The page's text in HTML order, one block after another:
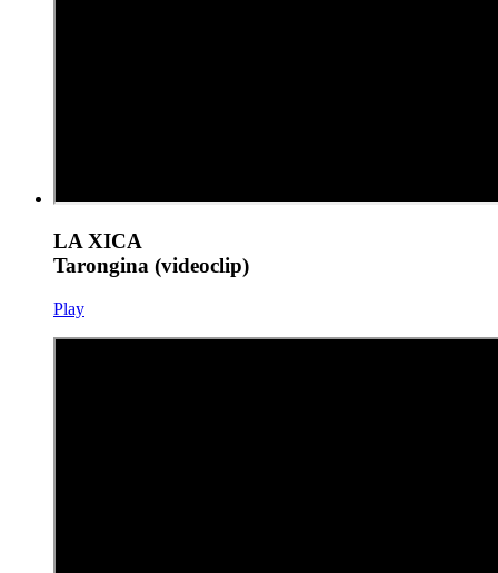
LA XICA
Tarongina (videoclip)
Play